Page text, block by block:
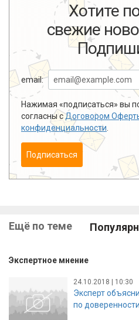
Хотите
свежие
email:
Нажимая «подписаться» вы
согласны сДоговором
конфиденциальности
Подписаться
Ещё по теме
Экспертное мнение
24.10.2018 | 10:30
Эксперт
по доверенности